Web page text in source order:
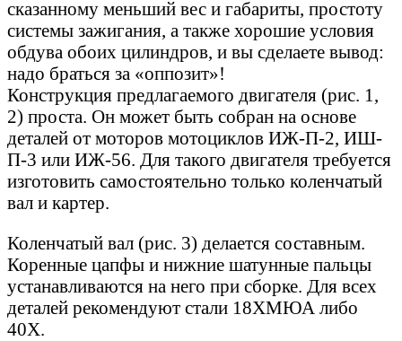
сказанному меньший вес и габариты, простоту
системы зажигания, а также хорошие условия
обдува обоих цилиндров, и вы сделаете вывод:
надо браться за «оппозит»!
Конструкция предлагаемого двигателя (рис. 1,
2) проста. Он может быть собран на основе
деталей от моторов мотоциклов ИЖ-П-2, ИШ-
П-3 или ИЖ-56. Для такого двигателя требуется
изготовить самостоятельно только коленчатый
вал и картер.
Коленчатый вал (рис. 3) делается составным.
Коренные цапфы и нижние шатунные пальцы
устанавливаются на него при сборке. Для всех
деталей рекомендуют стали 18ХМЮА либо
40Х.